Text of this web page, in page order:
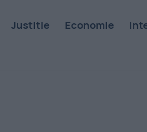
Justitie Economie